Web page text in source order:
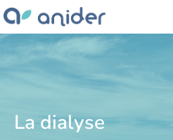
La dialyse